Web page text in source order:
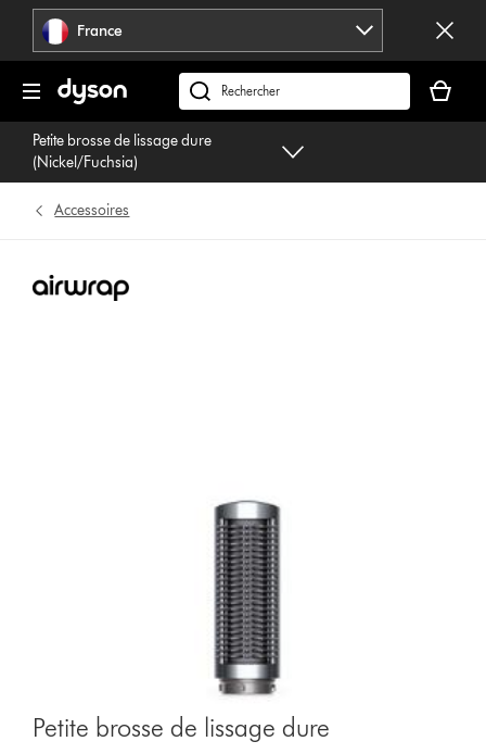
Sauter
pages
France
Rechercher
des
produits
panier
est
Petite brosse de lissage dure
(Nickel/Fuchsia)
Accessoires
Petite brosse de lissage dure